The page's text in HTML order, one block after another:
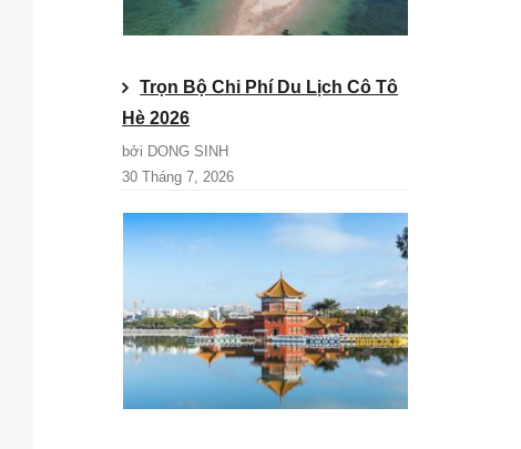
Trọn Bộ Chi Phí Du Lịch Cô Tô
Hè 2026
bởi DONG SINH
30 Tháng 7, 2026